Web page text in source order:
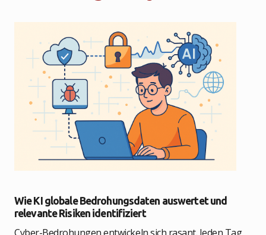
Wie KI globale Bedrohungsdaten auswertet und
relevante Risiken identifiziert